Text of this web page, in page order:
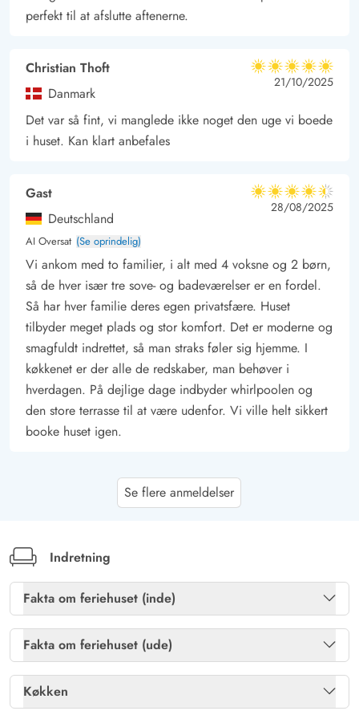
perfekt til at afslutte aftenerne.
Christian Thoft
Danmark
5 ud af 5
5 ud af 5
5 out of 5
21/10/2025
Det var så fint, vi manglede ikke noget den uge vi boede
i huset. Kan klart anbefales
Gast
Deutschland
AI Oversat (Se oprindelig)
4.5 ud af 5
4.5 ud af 5
4.5 out of 5
28/08/2025
Vi ankom med to familier, i alt med 4 voksne og 2 børn,
så de hver især tre sove- og badeværelser er en fordel.
Så har hver familie deres egen privatsfære. Huset
tilbyder meget plads og stor komfort. Det er moderne og
smagfuldt indrettet, så man straks føler sig hjemme. I
køkkenet er der alle de redskaber, man behøver i
hverdagen. På dejlige dage indbyder whirlpoolen og
den store terrasse til at være udenfor. Vi ville helt sikkert
booke huset igen.
spa. Huset er godt indrettet og har en god beliggenhed.
Nemt til indkøb, by og strand.
Gast
Deutschland
AI Oversat (Se oprindelig)
30/03/2025
Et super perfekt sommerhus
Se flere anmeldelser
Indretning
Fakta om feriehuset (inde)
Gratis fibernet
Ja
Varmepumpe luft til vand Ja
Fakta om feriehuset (ude)
Gasgrill
Ja
Køkken